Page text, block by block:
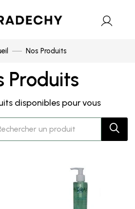
Nos Produits
Produits
disponibles pour vous